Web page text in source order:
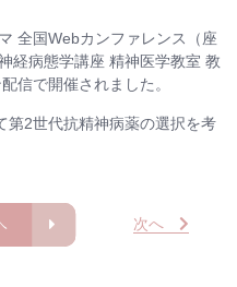
全国Webカンファレンス（座
病態学講座 精神医学教室 教
信で開催されました。
第2世代抗精神病薬の選択を考
次へ